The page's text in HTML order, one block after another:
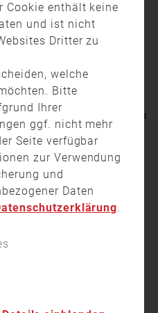
im Landkreis
Schulbus umgekippt.
die 52-jährige Fahrerin
wegen eines
Der Bus
prallte frontal gegen
48-jährige Frau saß. Durch
der Kleinbus um.
neben der Fahrerin eine
Kinder im
wurden leicht verletzt.
der Reanimation der
Feuerwehr eintrafen.
im Einsatz, mussten
waren rund 85
und
Cookie enthält keine
und ist nicht
Dritter zu
welche
Bitte
Ihrer
ggf. nicht mehr
Seite verfügbar
zur Verwendung
und
Daten
.